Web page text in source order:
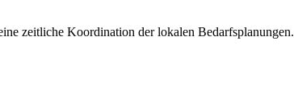
zeitliche Koordination der lokalen Bedarfsplanungen.